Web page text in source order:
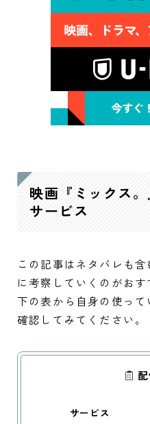
映画『ミックス
サービス
この記事はネタバレも
に考察していくのがおす
下の表から自身の使っ
確認してみてください。
サービス